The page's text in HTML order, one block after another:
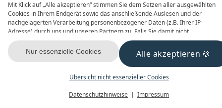
Mit Klick auf „Alle akzeptieren“ stimmen Sie dem Setzen aller ausgewählten
Cookies in Ihrem Endgerät sowie das anschließende Auslesen und der
nachgelagerten Verarbeitung personenbezogener Daten (z.B. Ihrer IP-
Adresse) durch uns und unseren Partnern zu. Falls Sie damit nicht
einverstanden sind, klicken Sie bitte auf „Nur essenzielle Cookies“. Eine
individuelle Auswahl können Sie unter „Übersicht nicht essenzieller Cookies“
tätigen. Sie können Ihre Auswahl im Fußbereich dieser Website oder in den
Datenschutzhinweisen jederzeit aufrufen und ändern.
Alle akzeptieren
Nur essenzielle Cookies
Übersicht nicht essenzieller Cookies
Datenschutzhinweise Impressum